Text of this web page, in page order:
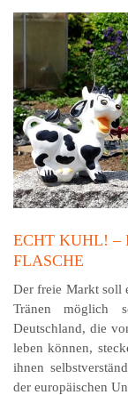
ECHT KUHL! –
FLASCHE
Der freie Markt soll
Tränen möglich
Deutschland, die
leben können,
ihnen
der europäischen